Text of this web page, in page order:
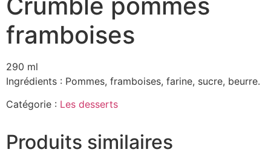
framboises
290 ml
Ingrédients : Pommes, framboises, farine, sucre, beurre.
Catégorie : Les desserts
Produits similaires